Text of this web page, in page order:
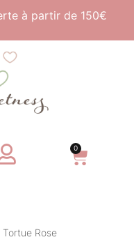
à partir de 150€
0
Rose